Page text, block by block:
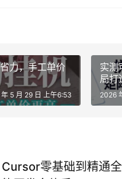
力，手工单价
5 月 29 日 上午6:53
实测
局打
2026
Cursor零基础到精通